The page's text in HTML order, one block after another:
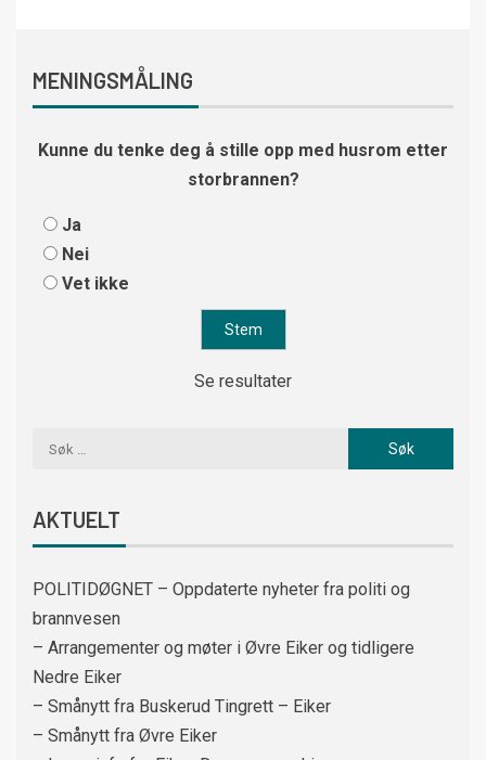
MENINGSMÅLING
Kunne du tenke deg å stille opp med husrom etter
storbrannen?
Ja
Nei
Vet ikke
Se resultater
AKTUELT
POLITIDØGNET – Oppdaterte nyheter fra politi og
brannvesen
– Arrangementer og møter i Øvre Eiker og tidligere
Nedre Eiker
– Smånytt fra Buskerud Tingrett – Eiker
– Smånytt fra Øvre Eiker